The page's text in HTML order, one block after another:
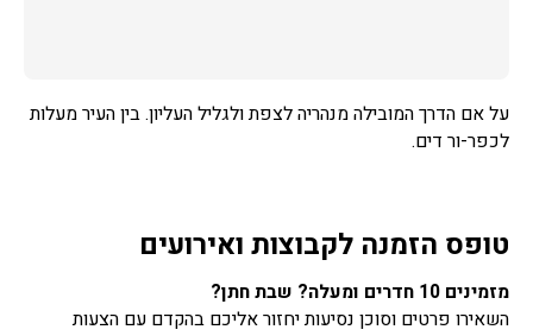
על אם הדרך המובילה מנהריה לצפת ולגליל העליון. בין העיר מעלות
לכפר-ור דים.
טופס הזמנה לקבוצות ואירועים
מזמינים 10 חדרים ומעלה? שבת חתן?
השאירו פרטים וסוכן נסיעות יחזור אליכם בהקדם עם הצעות